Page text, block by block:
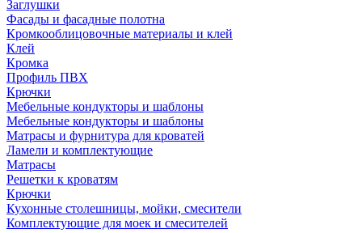
Заглушки
Фасады и фасадные полотна
Кромкооблицовочные материалы и клей
Клей
Кромка
Профиль ПВХ
Крючки
Мебельные кондукторы и шаблоны
Мебельные кондукторы и шаблоны
Матрасы и фурнитура для кроватей
Ламели и комплектующие
Матрасы
Решетки к кроватям
Крючки
Кухонные столешницы, мойки, смесители
Комплектующие для моек и смесителей